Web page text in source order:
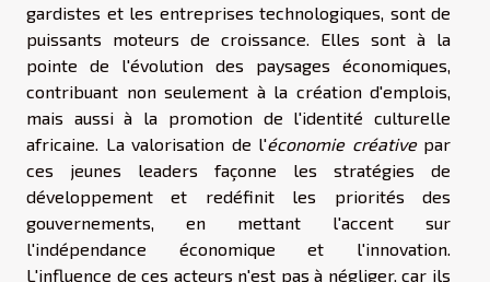
gardistes et les entreprises technologiques, sont de
puissants moteurs de croissance. Elles sont à la
pointe de l'évolution des paysages économiques,
contribuant non seulement à la création d'emplois,
mais aussi à la promotion de l'identité culturelle
africaine. La valorisation de l'économie créativepar
ces jeunes leaders façonne les stratégies de
développement et redéfinit les priorités des
gouvernements, en mettant l'accent sur
l'indépendance économique et l'innovation.
L'influence de ces acteurs n'est pas à négliger, car ils